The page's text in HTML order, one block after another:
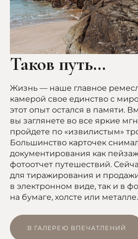
Таков путь…
Жизнь — наше главное
камерой свое единство с
этот опыт остался в памяти.
вы заглянете во все яркие
пройдете по «извилистым»
Большинство карточек
документирования как
фотоотчет путешествий.
для тиражирования и
в электронном виде, так и в
на бумаге, холсте или металле.
В ГАЛЕРЕЮ ВПЕЧАТЛЕНИЙ